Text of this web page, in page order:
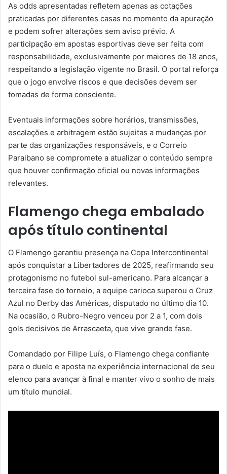
As odds apresentadas refletem apenas as cotações
praticadas por diferentes casas no momento da apuração
e podem sofrer alterações sem aviso prévio. A
participação em apostas esportivas deve ser feita com
responsabilidade, exclusivamente por maiores de 18 anos,
respeitando a legislação vigente no Brasil. O portal reforça
que o jogo envolve riscos e que decisões devem ser
tomadas de forma consciente.
Eventuais informações sobre horários, transmissões,
escalações e arbitragem estão sujeitas a mudanças por
parte das organizações responsáveis, e o Correio
Paraibano se compromete a atualizar o conteúdo sempre
que houver confirmação oficial ou novas informações
relevantes.
Flamengo chega embalado
após título continental
O Flamengo garantiu presença na Copa Intercontinental
após conquistar a Libertadores de 2025, reafirmando seu
protagonismo no futebol sul-americano. Para alcançar a
terceira fase do torneio, a equipe carioca superou o Cruz
Azul no Derby das Américas, disputado no último dia 10.
Na ocasião, o Rubro-Negro venceu por 2 a 1, com dois
gols decisivos de Arrascaeta, que vive grande fase.
Comandado por Filipe Luís, o Flamengo chega confiante
para o duelo e aposta na experiência internacional de seu
elenco para avançar à final e manter vivo o sonho de mais
um título mundial.